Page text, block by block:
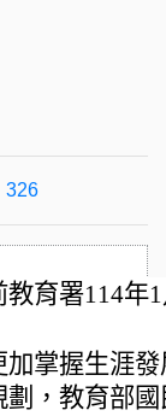
326
育署114年
掌握生涯
，教育部